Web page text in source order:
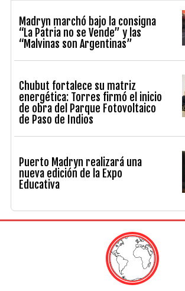
Madryn marchó bajo la consigna
“La Patria no se Vende” y las
“Malvinas son Argentinas”
Chubut fortalece su matriz
energética: Torres firmó el inicio
de obra del Parque Fotovoltaico
de Paso de Indios
Puerto Madryn realizará una
nueva edición de la Expo
Educativa